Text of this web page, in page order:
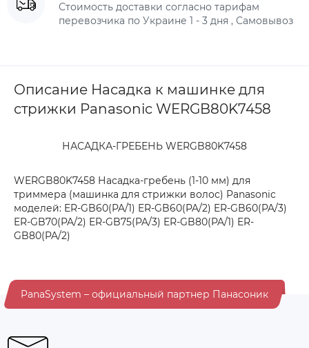
Стоимость доставки согласно тарифам
перевозчика по Украине 1 - 3 дня , Самовывоз
Описание Насадка к машинке для
стрижки Panasonic WERGB80K7458
НАСАДКА-ГРЕБЕНЬ WERGB80K7458
WERGB80K7458 Насадка-гребень (1-10 мм) для
триммера (машинка для стрижки волос) Panasonic
моделей: ER-GB60(PA/1) ER-GB60(PA/2) ER-GB60(PA/3)
ER-GB70(PA/2) ER-GB75(PA/3) ER-GB80(PA/1) ER-
GB80(PA/2)
PanaSystem – официальный партнер Панасоник